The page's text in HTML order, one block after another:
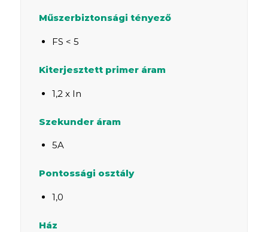
Műszerbiztonsági tényező
FS < 5
Kiterjesztett primer áram
1,2 x In
Szekunder áram
5A
Pontossági osztály
1,0
Ház